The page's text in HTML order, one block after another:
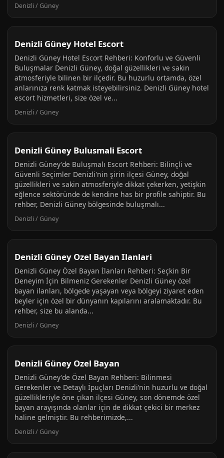
Denizli / Güney
Denizli Güney Hotel Escort
Denizli Güney Hotel Escort Rehberi: Konforlu ve Güvenli
Buluşmalar Denizli Güney, doğal güzellikleri ve sakin
atmosferiyle bilinen bir ilçedir. Bu huzurlu ortamda, özel
anlarınıza renk katmak isteyebilirsiniz. Denizli Güney hotel
escort hizmetleri, size özel ve...
Denizli / Güney
Denizli Güney Bulusmali Escort
Denizli Güney'de Buluşmalı Escort Rehberi: Bilinçli ve
Güvenli Seçimler Denizli'nin şirin ilçesi Güney, doğal
güzellikleri ve sakin atmosferiyle dikkat çekerken, yetişkin
eğlence sektöründe de kendine has bir profile sahiptir. Bu
rehber, Denizli Güney bölgesinde buluşmalı...
Denizli / Güney
Denizli Güney Ozel Bayan Ilanlari
Denizli Güney Özel Bayan İlanları Rehberi: Seçkin Bir
Deneyim İçin Bilmeniz Gerekenler Denizli Güney özel
bayan ilanları, bölgede yaşayan veya bölgeyi ziyaret eden
beyler için özel bir dünyanın kapılarını aralamaktadır. Bu
rehber, size bu alanda...
Denizli / Güney
Denizli Güney Ozel Bayan
Denizli Güney'de Özel Bayan Rehberi: Bilinmesi
Gerekenler ve Detaylı İpuçları Denizli’nin huzurlu ve doğal
güzellikleriyle öne çıkan ilçesi Güney, son dönemde özel
bayan arayışında olanlar için de dikkat çekici bir merkez
haline gelmiştir. Bu rehberimizde,...
Denizli / Güney